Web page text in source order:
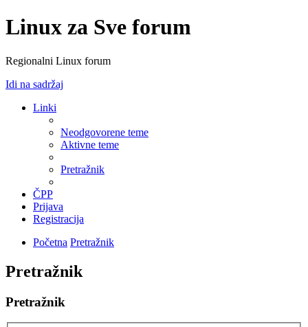
Linux za Sve forum
Regionalni Linux forum
Idi na sadržaj
Linki
Neodgovorene teme
Aktivne teme
Pretražnik
ČPP
Prijava
Registracija
Početna Pretražnik
Pretražnik
Pretražnik